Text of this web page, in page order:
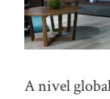
A nivel